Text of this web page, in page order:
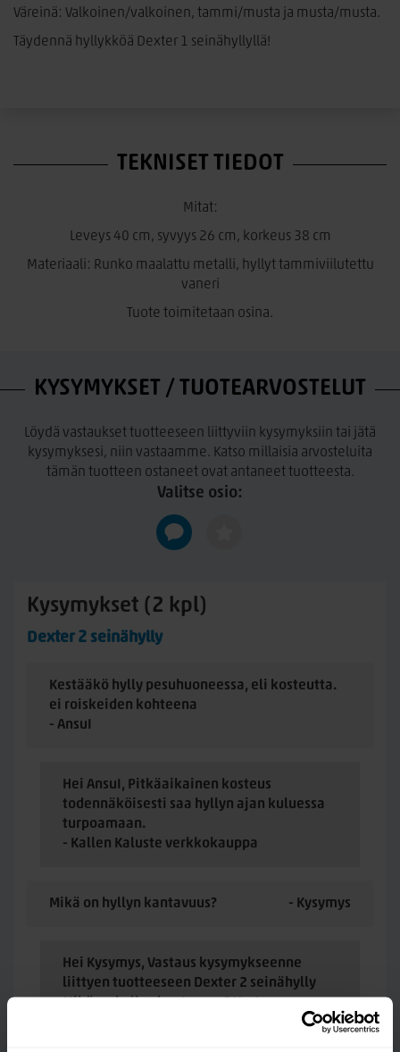
Väreinä: Valkoinen/valkoinen, tammi/musta ja musta/musta.
Täydennä hyllykköä Dexter 1 seinähyllyllä!
TEKNISET TIEDOT
Mitat:
Leveys 40 cm, syvyys 26 cm, korkeus 38 cm
Materiaali: Runko maalattu metalli, hyllyt tammiviilutettu
vaneri
Tuote toimitetaan osina.
KYSYMYKSET / TUOTEARVOSTELUT
Löydä vastaukset tuotteeseen liittyviin kysymyksiin tai jätä
kysymyksesi, niin vastaamme. Katso millaisia arvosteluita
tämän tuotteen ostaneet ovat antaneet tuotteesta.
Valitse osio:
Kysymykset (2 kpl)
Dexter 2 seinähylly
Kestääkö hylly pesuhuoneessa, eli kosteutta.
ei roiskeiden kohteena
- AnsuI
Hei AnsuI, Pitkäaikainen kosteus
todennäköisesti saa hyllyn ajan kuluessa
turpoamaan.
- Kallen Kaluste verkkokauppa
Mikä on hyllyn kantavuus? - Kysymys
Hei Kysymys, Vastaus kysymykseenne
liittyen tuotteeseen Dexter 2 seinähylly
Valmistaja ei ole ilmoittanut kantavuutta